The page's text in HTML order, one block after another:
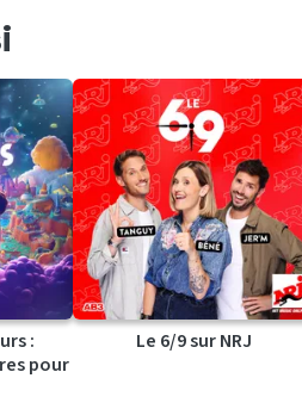
:
pour
Le 6/9 sur NRJ